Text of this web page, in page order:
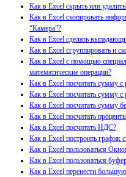
Как в Excel скрыть или
Как в Excel скопировать
“Камера”?
Как в Excel сделать
Как в Excel сгруппировать и
Как в Excel с помощью
математические операции?
Как в Excel посчитать сумму с
Как в Excel посчитать сумму с
Как в Excel посчитать сумму
Как в Excel посчитать
Как в Excel посчитать НДС?
Как в Excel построить график
Как в Excel пользоваться
Как в Excel пользоваться
Как в Excel перенести